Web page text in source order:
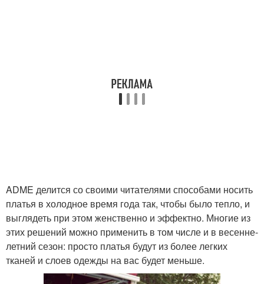
Платье с теплым пальто
ADME делится со своими читателями способами носить
платья в холодное время года так, чтобы было тепло, и
выглядеть при этом женственно и эффектно. Многие из
этих решений можно применить в том числе и в весенне-
летний сезон: просто платья будут из более легких
тканей и слоев одежды на вас будет меньше.